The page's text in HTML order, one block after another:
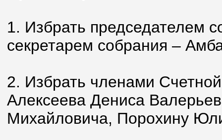
1. Избрать председателем
секретарем собрания –
2. Избрать членами
Алексеева Дениса
Михайловича, Порохину